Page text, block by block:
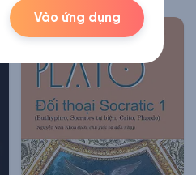
Vào ứng dụng